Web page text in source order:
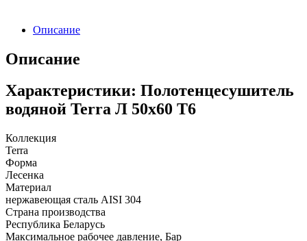
Описание
Описание
Характеристики: Полотенцесушитель
водяной Terra Л 50х60 Т6
Коллекция
Terra
Форма
Лесенка
Материал
нержавеющая сталь AISI 304
Страна производства
Республика Беларусь
Максимальное рабочее давление, Бар